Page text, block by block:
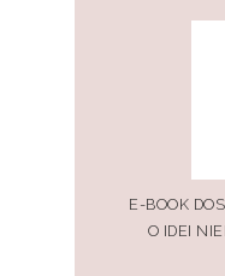
E-BOOK
O IDEI